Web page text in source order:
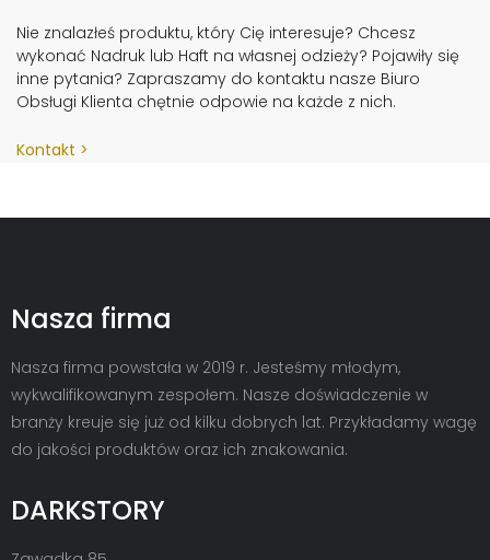
Nie znalazłeś produktu, który Cię interesuje? Chcesz
wykonać Nadruk lub Haft na własnej odzieży? Pojawiły się
inne pytania? Zapraszamy do kontaktu nasze Biuro
Obsługi Klienta chętnie odpowie na każde z nich.
Kontakt
Nasza firma
Nasza firma powstała w 2019 r. Jesteśmy młodym,
wykwalifikowanym zespołem. Nasze doświadczenie w
branży kreuje się już od kilku dobrych lat. Przykładamy wagę
do jakości produktów oraz ich znakowania.
DARKSTORY